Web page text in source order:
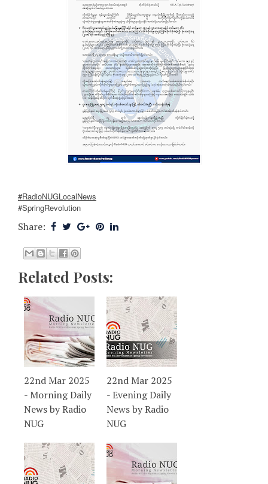
#RadioNUGLocalNews
#SpringRevolution
Share:
Related Posts:
22nd Mar 2025
- Morning Daily
News by Radio
NUG
22nd Mar 2025
- Evening Daily
News by Radio
NUG